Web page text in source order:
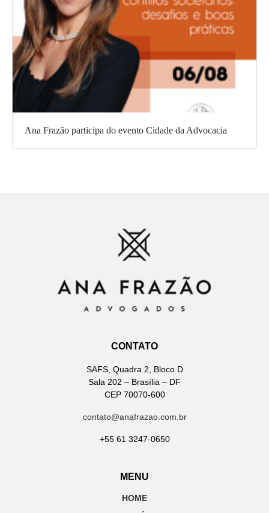
Ana Frazão participa do evento Cidade da Advocacia
CONTATO
SAFS, Quadra 2, Bloco D
Sala 202 – Brasília – DF
CEP 70070-600
contato@anafrazao.com.br
+55 61 3247-0650
MENU
HOME